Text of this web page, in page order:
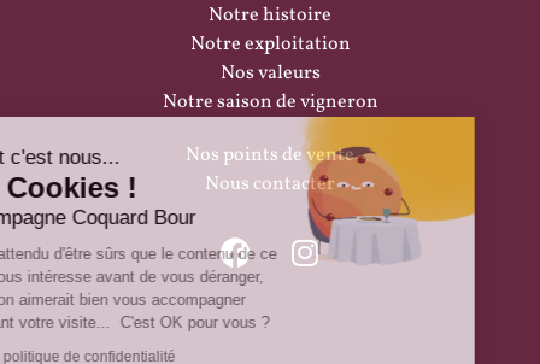
Notre histoire
Notre exploitation
Nos valeurs
Notre saison de vigneron
Nos points de vente
Nous contacter
Salut c'est nous...
les Cookies !
Champagne Coquard Bour
On a attendu d'être sûrs que le contenu de ce
site vous intéresse avant de vous déranger,
mais on aimerait bien vous accompagner
pendant votre visite... C'est OK pour vous ?
Lire la politique de confidentialité